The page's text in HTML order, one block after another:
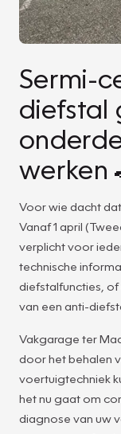
Sermi-
diefstal
werken
Voor wie dacht
Vanaf 1 april
verplicht voor
technische
diefstalfuncties, of
van een anti-
Vakgarage ter
door het behalen
voertuigtechniek
het nu gaat om
diagnose van uw